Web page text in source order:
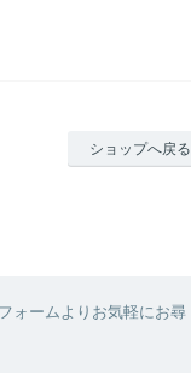
ショップへ戻る
ォームよりお気軽にお尋